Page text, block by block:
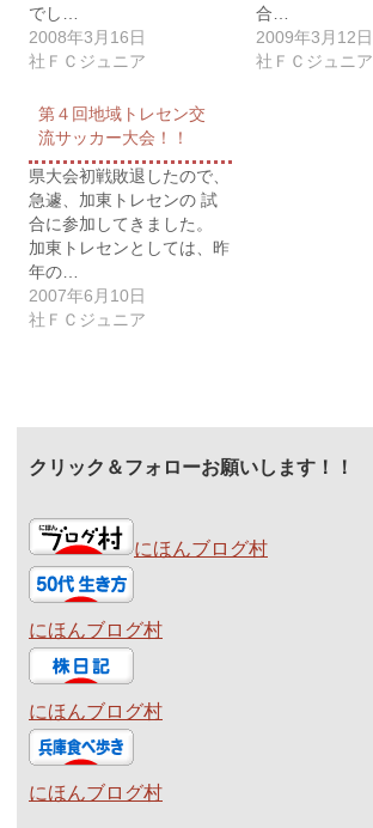
でし…
2008年3月16日
社ＦＣジュニア
合…
2009年3月12日
社ＦＣジュニア
第４回地域トレセン交
流サッカー大会！！
県大会初戦敗退したので、
急遽、加東トレセンの 試
合に参加してきました。
加東トレセンとしては、昨
年の…
2007年6月10日
社ＦＣジュニア
クリック＆フォローお願いします！！
にほんブログ村
にほんブログ村
にほんブログ村
にほんブログ村